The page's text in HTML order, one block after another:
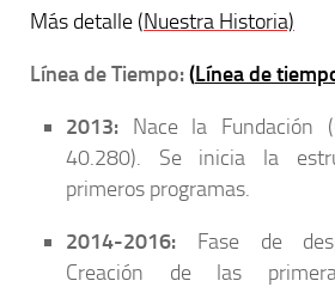
Más detalle (Nuestra Historia)
Línea de Tiempo:(Línea de
2013: Nace la Fundación
40.280). Se inicia la
primeros programas.
2014-2016: Fase de
Creación de las